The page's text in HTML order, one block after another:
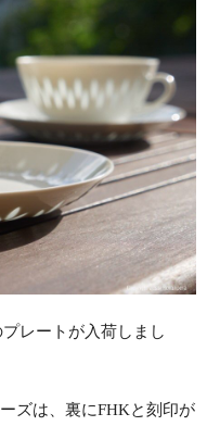
レートが入荷しまし
ズは、裏にFHKと刻印が